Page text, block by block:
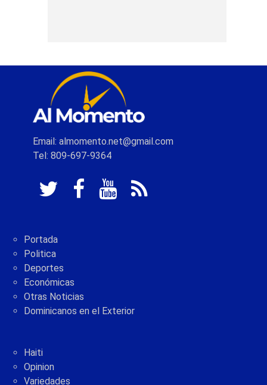
Email: almomento.net@gmail.com
Tel: 809-697-9364
Portada
Politica
Deportes
Económicas
Otras Noticias
Dominicanos en el Exterior
Haiti
Opinion
Variedades